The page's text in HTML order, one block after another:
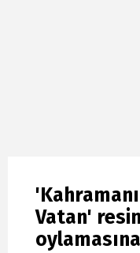
Vatan'